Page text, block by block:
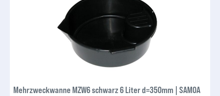
Mehrzweckwanne MZW6 schwarz 6 Liter d=350mm | SAMOA